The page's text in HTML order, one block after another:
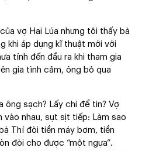
vợ Hai Lúa nhưng tôi thấy bà
khi áp dụng kĩ thuật mới với
tính đến đầu ra khi tham gia
gia tình cảm, ông bỏ qua
ông sạch? Lấy chi để tin? Vợ
vào nhau, sụt sịt tiếp: Làm sao
Thí đòi tiền máy bơm, tiền
đòi cho được “một ngựa”.